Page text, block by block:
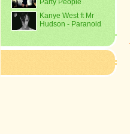
Party People
Kanye West ft Mr
Hudson - Paranoid